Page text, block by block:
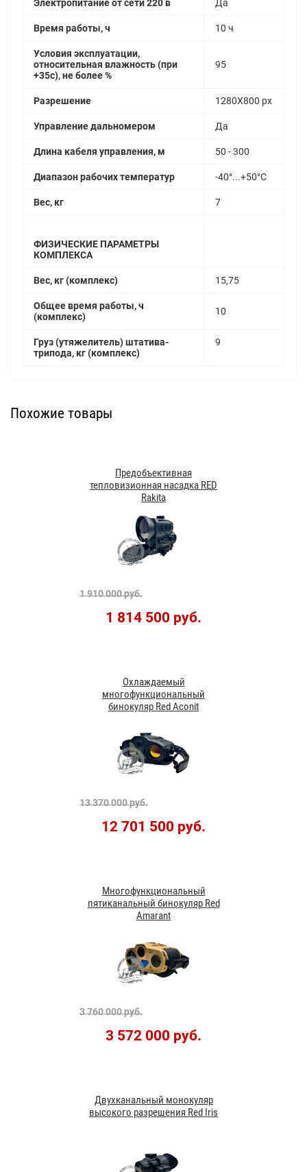
Электропитание от сети 220 в Да
Время работы, ч 10 ч
Условия эксплуатации,
относительная влажность (при
+35с), не более %
95
Разрешение 1280Х800 px
Управление дальномером Да
Длина кабеля управления, м 50 - 300
Диапазон рабочих температур -40°...+50°С
Вес, кг 7
ФИЗИЧЕСКИЕ ПАРАМЕТРЫ
КОМПЛЕКСА
Вес, кг (комплекс) 15,75
Общее время работы, ч
(комплекс)
10
Груз (утяжелитель) штатива-
трипода, кг (комплекс)
9
Похожие товары
Предобъективная
тепловизионная насадка RED
Rakita
1 910 000 руб.
1 814 500 руб.
Охлаждаемый
многофункциональный
бинокуляр Red Aconit
13 370 000 руб.
12 701 500 руб.
Многофункциональный
пятиканальный бинокуляр Red
Amarant
3 760 000 руб.
3 572 000 руб.
Двухканальный монокуляр
высокого разрешения Red Iris